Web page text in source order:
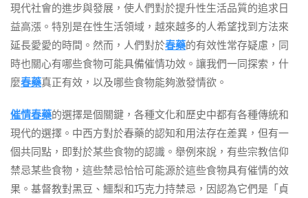
現代社會的進步與發展，使人們對於提升性生活品質的追求日
益高漲。特別是在性生活領域，越來越多的人希望找到方法來
延長愛愛的時間。然而，人們對於春藥的有效性常存疑慮，同
時也關心有哪些食物可能具備催情功效。讓我們一同探索，什
麼春藥真正有效，以及哪些食物能夠激發情欲。
催情春藥的選擇是個關鍵，各種文化和歷史中都有各種傳統和
現代的選擇。中西方對於春藥的認知和用法存在差異，但有一
個共同點，即對於某些食物的認識。舉例來說，有些宗教信仰
禁忌某些食物，這些禁忌恰恰可能源於這些食物具有催情的效
果。基督教對黑豆、鱷梨和巧克力持禁忌，因認為它們是「貞